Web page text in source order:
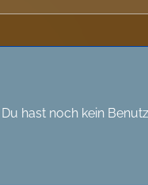
Du hast noch kein